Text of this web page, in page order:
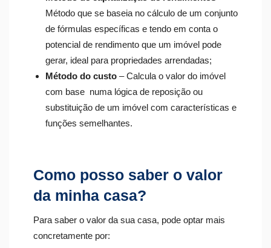
Método que se baseia no cálculo de um conjunto
de fórmulas específicas e tendo em conta o
potencial de rendimento que um imóvel pode
gerar, ideal para propriedades arrendadas;
Método do custo – Calcula o valor do imóvel
com base numa lógica de reposição ou
substituição de um imóvel com características e
funções semelhantes.
Como posso saber o valor
da minha casa?
Para saber o valor da sua casa, pode optar mais
concretamente por: